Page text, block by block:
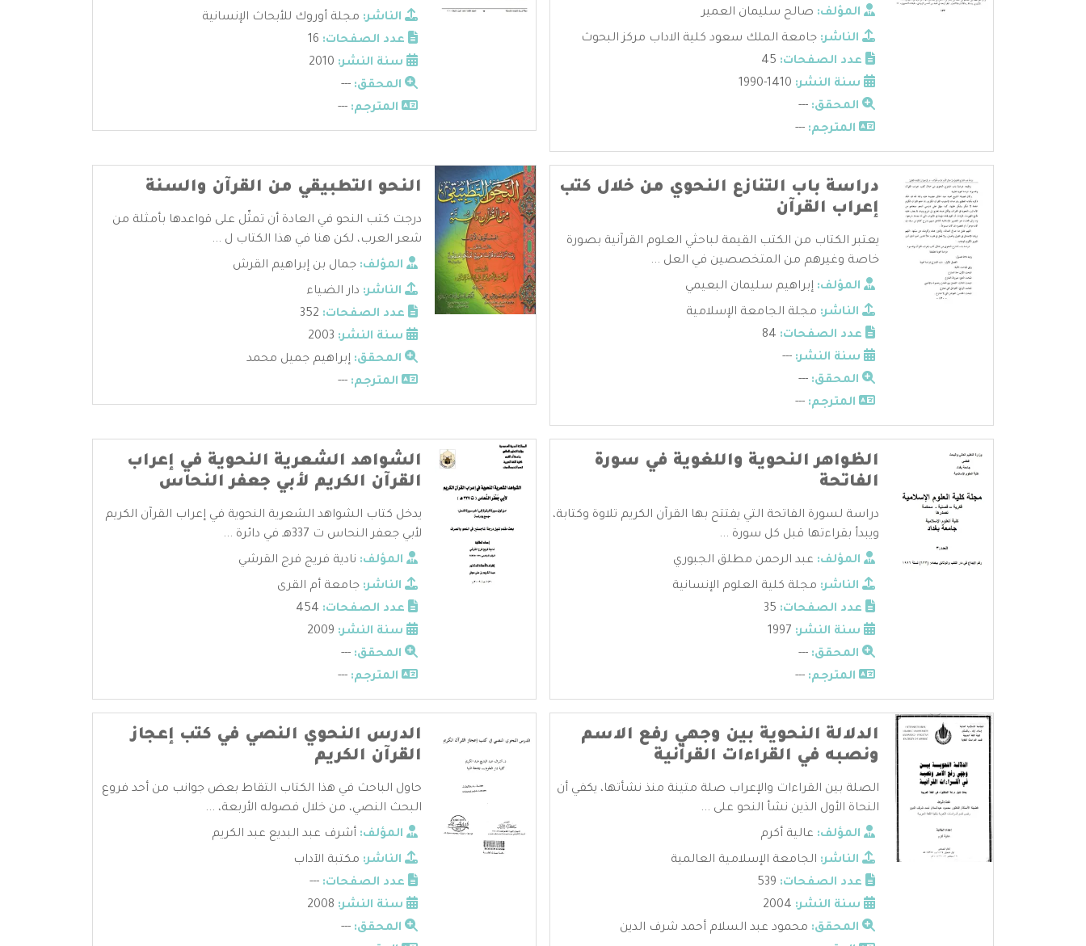
المؤلف: صالح سليمان العمير
الناشر: جامعة الملك سعود كلية الاداب مركز البحوث
عدد الصفحات:
سنة النشر:
المحقق: ---
المترجم: ---
الناشر: مجلة أوروك للأبحاث الإنسانية
عدد الصفحات:
سنة النشر:
المحقق: ---
المترجم: ---
دراسة باب التنازع النحوي من خلال كتب
إعراب القرآن
يعتبر الكتاب من الكتب القيمة لباحثي العلوم القرآنية بصورة
خاصة وغيرهم من المتخصصين في العل ...
المؤلف: إبراهيم سليمان البعيمي
الناشر: مجلة الجامعة الإسلامية
عدد الصفحات:
سنة النشر: ---
المحقق: ---
المترجم: ---
النحو التطبيقي من القرآن والسنة
درجت كتب النحو في العادة أن تمثّل على قواعدها بأمثلة من
شعر العرب، لكن هنا في هذا الكتاب ل ...
المؤلف: جمال بن إبراهيم القرش
الناشر: دار الضياء
عدد الصفحات:
سنة النشر:
المحقق: إبراهيم جميل محمد
المترجم: ---
الظواهر النحوية واللغوية في سورة
الفاتحة
دراسة لسورة الفاتحة التي يفتتح بها القرآن الكريم تلاوة وكتابة،
ويبدأ بقراءتها قبل كل سورة ...
المؤلف: عبد الرحمن مطلق الجبوري
الناشر: مجلة كلية العلوم الإنسانية
عدد الصفحات:
سنة النشر:
المحقق: ---
المترجم: ---
الشواهد الشعرية النحوية في إعراب
القرآن الكريم لأبي جعفر النحاس
يدخل كتاب الشواهد الشعرية النحوية في إعراب القرآن الكريم
لأبي جعفر النحاس ت 337هـ في دائرة ...
المؤلف: نادية فريج فرج القرشي
الناشر: جامعة أم القرى
عدد الصفحات:
سنة النشر:
المحقق: ---
المترجم: ---
الدلالة النحوية بين وجهي رفع الاسم
ونصبه في القراءات القرآنية
الصلة بين القراءات والإعراب صلة متينة منذ نشأتها، يكفي أن
النحاة الأول الذين نشأ النحو على ...
المؤلف: عالية أكرم
الناشر: الجامعة الإسلامية العالمية
عدد الصفحات:
سنة النشر:
المحقق: محمود عبد السلام أحمد شرف الدين
الدرس النحوي النصي في كتب إعجاز
القرآن الكريم
حاول الباحث في هذا الكتاب التقاط بعض جوانب من أحد فروع
البحث النصي، من خلال فصوله الأربعة، ...
المؤلف: أشرف عبد البديع عبد الكريم
الناشر: مكتبة الآداب
عدد الصفحات: ---
سنة النشر:
المحقق: ---